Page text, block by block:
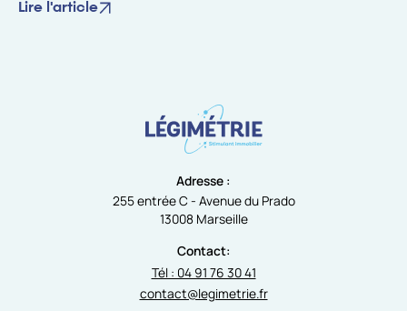
Lire l'article
Adresse :
255 entrée C - Avenue du Prado
13008 Marseille
Contact:
Tél : 04 91 76 30 41
contact@legimetrie.fr